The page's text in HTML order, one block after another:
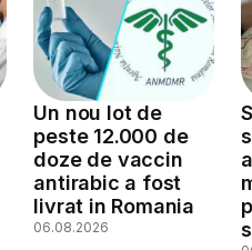
Un nou lot de
peste 12.000 de
doze de vaccin
antirabic a fost
livrat in Romania
06.08.2026